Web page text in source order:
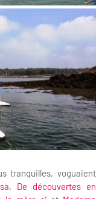
tranquilles, voguaient
, De découvertes en